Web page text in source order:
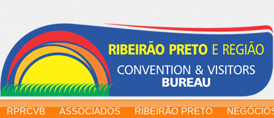
RPRCVB ASSOCIADOS RIBEIRÃO PRETO